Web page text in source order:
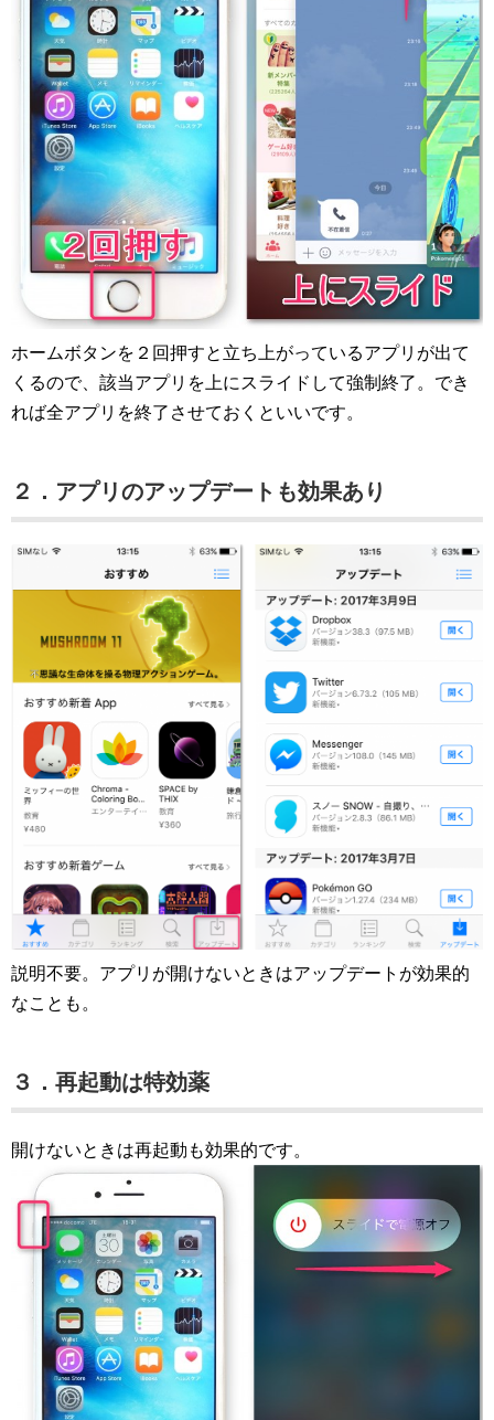
ホームボタンを２回押すと立ち上がっているアプリが出て
くるので、該当アプリを上にスライドして強制終了。でき
れば全アプリを終了させておくといいです。
２．アプリのアップデートも効果あり
説明不要。アプリが開けないときはアップデートが効果的
なことも。
３．再起動は特効薬
開けないときは再起動も効果的です。